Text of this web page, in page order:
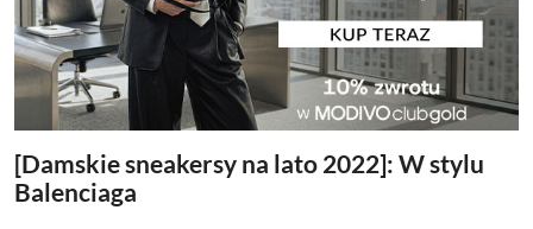
[Damskie sneakersy na lato 2022]: W stylu
Balenciaga